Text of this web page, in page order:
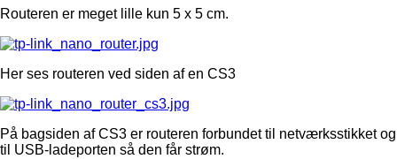
Routeren er meget lille kun 5 x 5 cm.
Her ses routeren ved siden af en CS3
På bagsiden af CS3 er routeren forbundet til netværksstikket og
til USB-ladeporten så den får strøm.